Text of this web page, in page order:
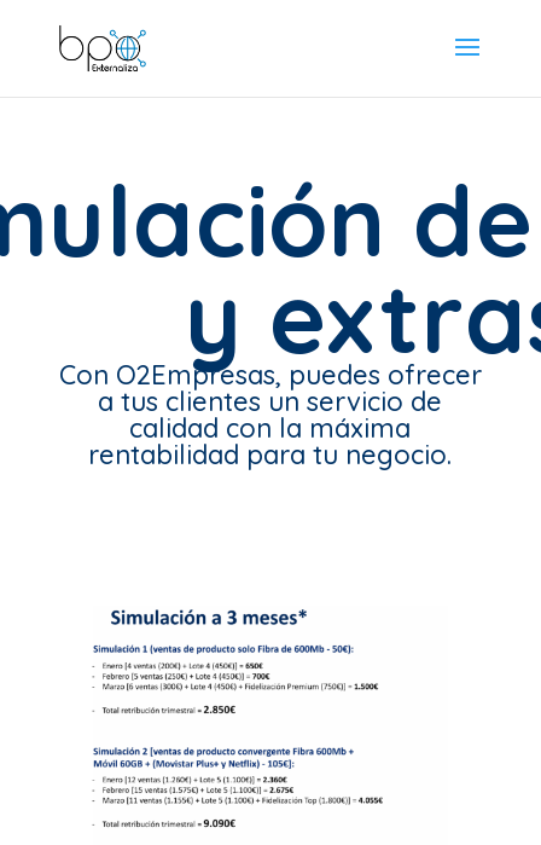
y
Con O2Empresas, puedes ofrecer
a tus clientes un servicio de
calidad con la máxima
rentabilidad para tu negocio.